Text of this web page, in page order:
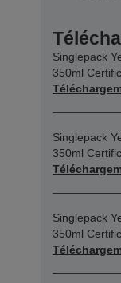
Singlepack
350ml
Singlepack
350ml
Singlepack
350ml